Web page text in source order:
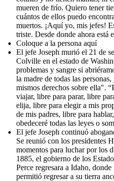
mueren de frío. Quiero tener
cuántos de ellos puedo
muertos. ¡Aquí yo, mis jefes!
triste. Desde donde ahora está
Coloque a la persona aquí
El jefe Joseph murió el 21 de
Colville en el estado de
problemas y sangre si
la madre de todas las
mismos derechos sobre ella".
viajar, libre para parar, libre
elija, libre para elegir a mis
de mis padres, libre para
obedeceré todas las leyes o
El jefe Joseph continuó
Se reunió con los presidentes
momentos para luchar por los
1885, el gobierno de los
Perce regresara a Idaho,
permitió regresar a su tierra